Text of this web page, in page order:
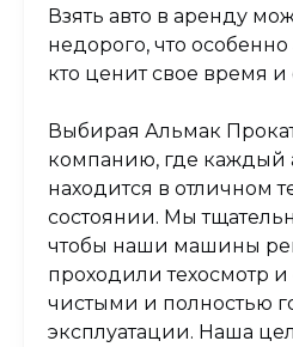
Взять авто в аренду
недорого, что особенно
кто ценит свое время и
Выбирая Альмак
компанию, где каждый
находится в отличном
состоянии. Мы
чтобы наши машины
проходили техосмотр
чистыми и полностью
эксплуатации. Наша